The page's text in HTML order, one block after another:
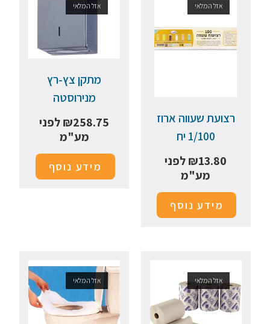
אזל המלאי
רצועת שעווה ארוז
1/100 יח
₪13.80
לפני
מע"מ
מידע נוסף
אזל המלאי
מתקן צץ-רץ
מנירוסטה
₪258.75
לפני
מע"מ
מידע נוסף
אזל המלאי אזל המלאי